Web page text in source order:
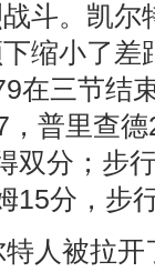
斗。凯尔
缩小了差
在三节结
普里查
双分；步
15分，步
人被拉